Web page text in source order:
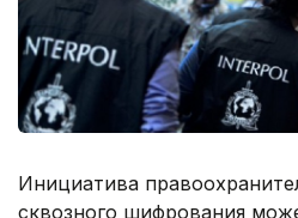
Инициатива
сквозного шифрования